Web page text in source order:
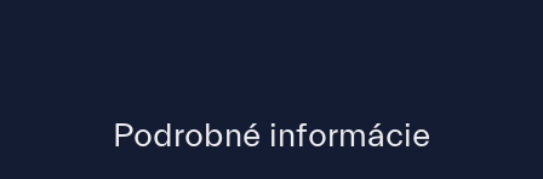
Podrobné informácie